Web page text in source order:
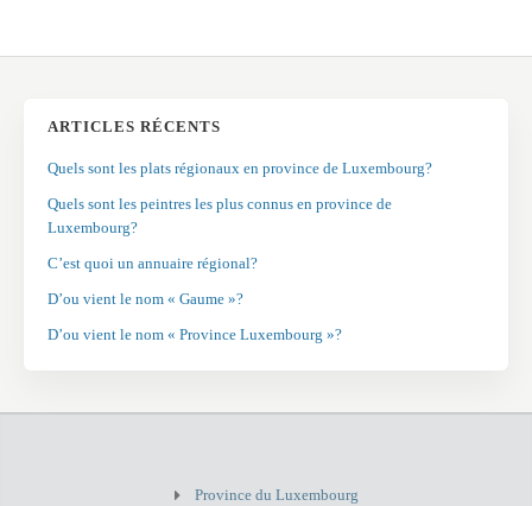
ARTICLES RÉCENTS
Quels sont les plats régionaux en province de Luxembourg?
Quels sont les peintres les plus connus en province de
Luxembourg?
C’est quoi un annuaire régional?
D’ou vient le nom « Gaume »?
D’ou vient le nom « Province Luxembourg »?
Province du Luxembourg